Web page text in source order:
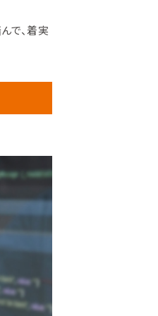
で、着実